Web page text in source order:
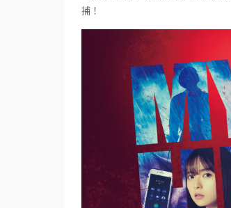
捕！